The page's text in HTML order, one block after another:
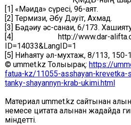
[1] «Мәида» сүресі, 96-аят.
[2] Термизи, Әбу Дәуіт, Ахмад.
[3] Бәдәиғу әс-санаиғ, 6/173.
[4] http://www.dar-alifta.org/
ID=14033&LangID=1
[5] Ниһаяту әл-мухтаж, 8/113, 150-
© ummet.kz Толығырақ: https://
fatua-kz/11055-asshayan-krevetka-
tanky-shayannyn-krab-ukimi.html
Материал ummet.kz сайтынан
немесе цитата алынған жағдайда
міндетті.